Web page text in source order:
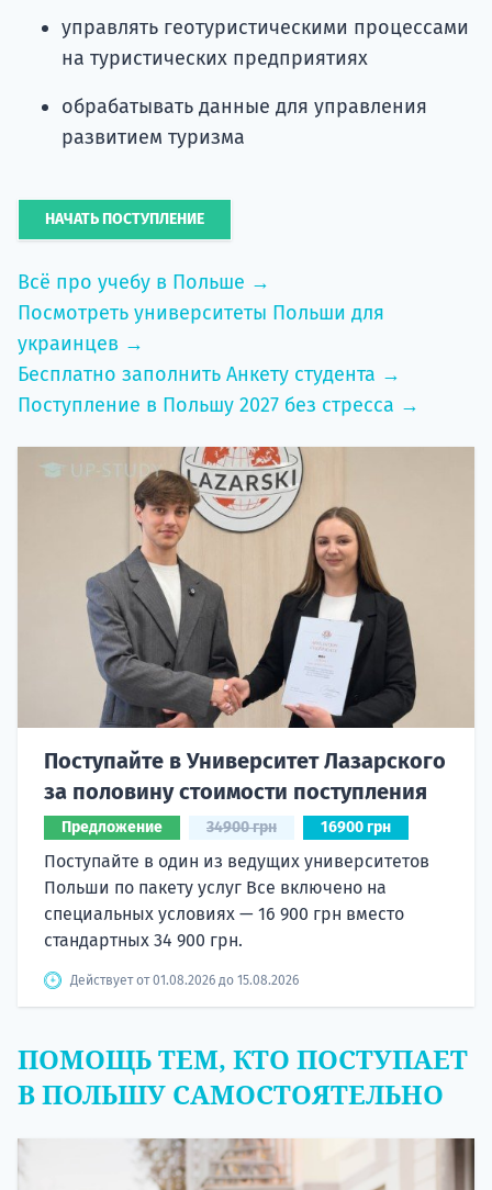
управлять геотуристическими процессами
на туристических предприятиях
обрабатывать данные для управления
развитием туризма
НАЧАТЬ ПОСТУПЛЕНИЕ
Всё про учебу в Польше →
Посмотреть университеты Польши для
украинцев →
Бесплатно заполнить Анкету студента →
Поступление в Польшу 2027 без стресса →
Поступайте в Университет Лазарского
за половину стоимости поступления
Предложение 34900 грн 16900 грн
Поступайте в один из ведущих университетов
Польши по пакету услуг Все включено на
специальных условиях — 16 900 грн вместо
стандартных 34 900 грн.
Действует от 01.08.2026 до 15.08.2026
ПОМОЩЬ ТЕМ, КТО ПОСТУПАЕТ
В ПОЛЬШУ САМОСТОЯТЕЛЬНО